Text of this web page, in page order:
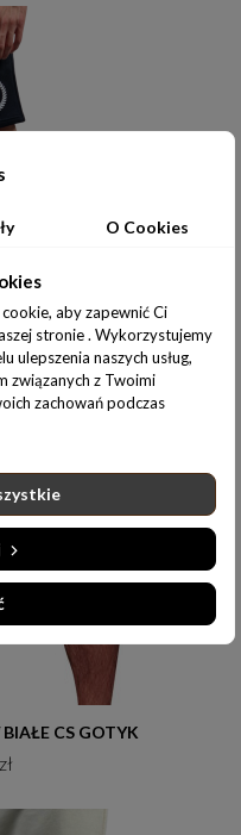
/ BIAŁY CS LAUR
CS GOTYK
O Cookies
aby zapewnić Ci
stronie . Wykorzystujemy
ulepszenia naszych usług,
związanych z Twoimi
zachowań podczas